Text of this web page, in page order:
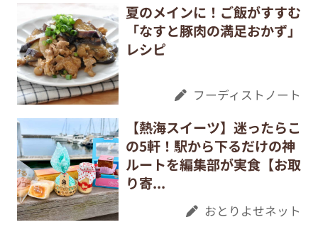
夏のメインに！ご飯がすすむ
「なすと豚肉の満足おかず」
レシピ
フーディストノート
【熱海スイーツ】迷ったらこ
の5軒！駅から下るだけの神
ルートを編集部が実食【お取
り寄...
おとりよせネット